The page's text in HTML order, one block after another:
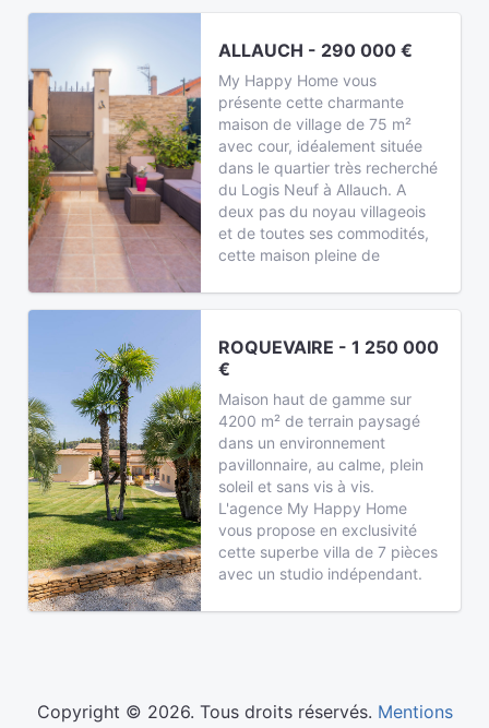
ALLAUCH - 290 000 €
My Happy Home vous
présente cette charmante
maison de village de 75 m²
avec cour, idéalement située
dans le quartier très recherché
du Logis Neuf à Allauch. A
deux pas du noyau villageois
et de toutes ses commodités,
cette maison pleine de
ROQUEVAIRE - 1 250 000
€
Maison haut de gamme sur
4200 m² de terrain paysagé
dans un environnement
pavillonnaire, au calme, plein
soleil et sans vis à vis.
L'agence My Happy Home
vous propose en exclusivité
cette superbe villa de 7 pièces
avec un studio indépendant.
Copyright © 2026. Tous droits réservés. Mentions